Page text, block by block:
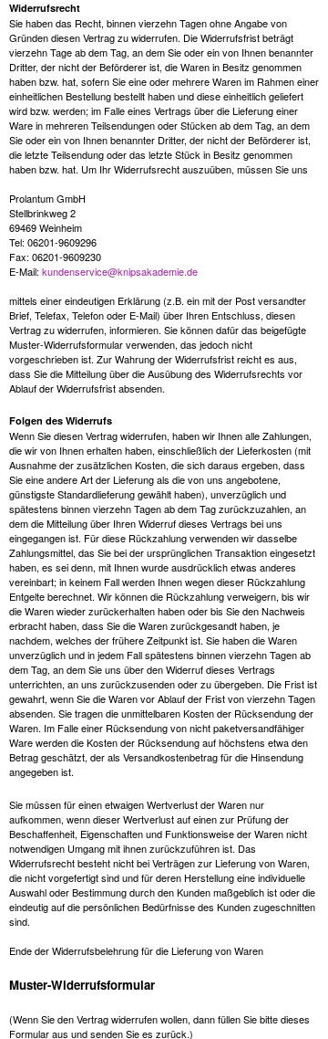
Widerrufsrecht
Sie haben das Recht, binnen vierzehn Tagen ohne Angabe von
Gründen diesen Vertrag zu widerrufen. Die Widerrufsfrist beträgt
vierzehn Tage ab dem Tag, an dem Sie oder ein von Ihnen benannter
Dritter, der nicht der Beförderer ist, die Waren in Besitz genommen
haben bzw. hat, sofern Sie eine oder mehrere Waren im Rahmen einer
einheitlichen Bestellung bestellt haben und diese einheitlich geliefert
wird bzw. werden; im Falle eines Vertrags über die Lieferung einer
Ware in mehreren Teilsendungen oder Stücken ab dem Tag, an dem
Sie oder ein von Ihnen benannter Dritter, der nicht der Beförderer ist,
die letzte Teilsendung oder das letzte Stück in Besitz genommen
haben bzw. hat. Um Ihr Widerrufsrecht auszuüben, müssen Sie uns
Prolantum GmbH
Stellbrinkweg 2
69469 Weinheim
Tel: 06201-9609296
Fax: 06201-9609230
E-Mail:kundenservice@knipsakademie.de
mittels einer eindeutigen Erklärung (z.B. ein mit der Post versandter
Brief, Telefax, Telefon oder E-Mail) über Ihren Entschluss, diesen
Vertrag zu widerrufen, informieren. Sie können dafür das beigefügte
Muster-Widerrufsformular verwenden, das jedoch nicht
vorgeschrieben ist. Zur Wahrung der Widerrufsfrist reicht es aus,
dass Sie die Mitteilung über die Ausübung des Widerrufsrechts vor
Ablauf der Widerrufsfrist absenden.
Folgen des Widerrufs
Wenn Sie diesen Vertrag widerrufen, haben wir Ihnen alle Zahlungen,
die wir von Ihnen erhalten haben, einschließlich der Lieferkosten (mit
Ausnahme der zusätzlichen Kosten, die sich daraus ergeben, dass
Sie eine andere Art der Lieferung als die von uns angebotene,
günstigste Standardlieferung gewählt haben), unverzüglich und
spätestens binnen vierzehn Tagen ab dem Tag zurückzuzahlen, an
dem die Mitteilung über Ihren Widerruf dieses Vertrags bei uns
eingegangen ist. Für diese Rückzahlung verwenden wir dasselbe
Zahlungsmittel, das Sie bei der ursprünglichen Transaktion eingesetzt
haben, es sei denn, mit Ihnen wurde ausdrücklich etwas anderes
vereinbart; in keinem Fall werden Ihnen wegen dieser Rückzahlung
Entgelte berechnet. Wir können die Rückzahlung verweigern, bis wir
die Waren wieder zurückerhalten haben oder bis Sie den Nachweis
erbracht haben, dass Sie die Waren zurückgesandt haben, je
nachdem, welches der frühere Zeitpunkt ist. Sie haben die Waren
unverzüglich und in jedem Fall spätestens binnen vierzehn Tagen ab
dem Tag, an dem Sie uns über den Widerruf dieses Vertrags
unterrichten, an uns zurückzusenden oder zu übergeben. Die Frist ist
gewahrt, wenn Sie die Waren vor Ablauf der Frist von vierzehn Tagen
absenden. Sie tragen die unmittelbaren Kosten der Rücksendung der
Waren. Im Falle einer Rücksendung von nicht paketversandfähiger
Ware werden die Kosten der Rücksendung auf höchstens etwa den
Betrag geschätzt, der als Versandkostenbetrag für die Hinsendung
angegeben ist.
Sie müssen für einen etwaigen Wertverlust der Waren nur
aufkommen, wenn dieser Wertverlust auf einen zur Prüfung der
Beschaffenheit, Eigenschaften und Funktionsweise der Waren nicht
notwendigen Umgang mit ihnen zurückzuführen ist. Das
Widerrufsrecht besteht nicht bei Verträgen zur Lieferung von Waren,
die nicht vorgefertigt sind und für deren Herstellung eine individuelle
Auswahl oder Bestimmung durch den Kunden maßgeblich ist oder die
eindeutig auf die persönlichen Bedürfnisse des Kunden zugeschnitten
sind.
Ende der Widerrufsbelehrung für die Lieferung von Waren
Muster-Widerrufsformular
(Wenn Sie den Vertrag widerrufen wollen, dann füllen Sie bitte dieses
Formular aus und senden Sie es zurück.)